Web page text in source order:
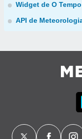
Widget de O Tempo
API de